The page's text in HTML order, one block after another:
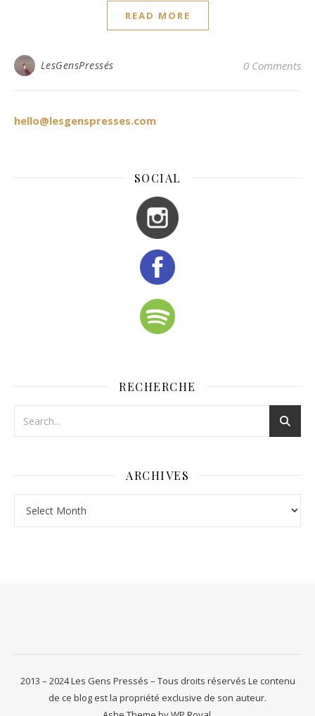
READ MORE
LesGensPressés 0 Comments
hello@lesgenspresses.com
SOCIAL
RECHERCHE
ARCHIVES
2013 – 2024 Les Gens Pressés – Tous droits réservés Le contenu
de ce blog est la propriété exclusive de son auteur.